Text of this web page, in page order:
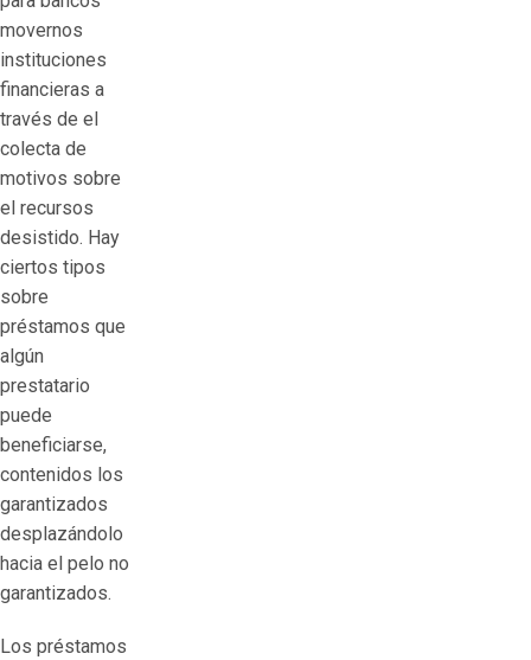
movernos
instituciones
financieras a
través de el
colecta de
motivos sobre
el recursos
desistido. Hay
ciertos tipos
sobre
préstamos que
algún
prestatario
puede
beneficiarse,
contenidos los
garantizados
desplazándolo
hacia el pelo no
garantizados.
Los préstamos